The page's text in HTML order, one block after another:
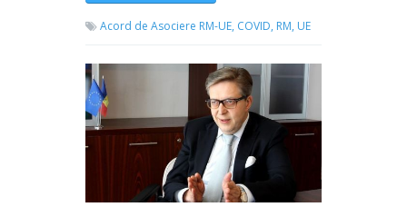
Acord de Asociere RM-UE, COVID, RM, UE